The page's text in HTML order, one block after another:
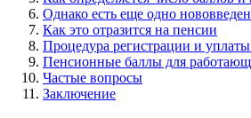
Однако есть еще одно
Как это отразится на пенсии
Процедура регистрации и уплаты
Пенсионные баллы для
Частые вопросы
Заключение